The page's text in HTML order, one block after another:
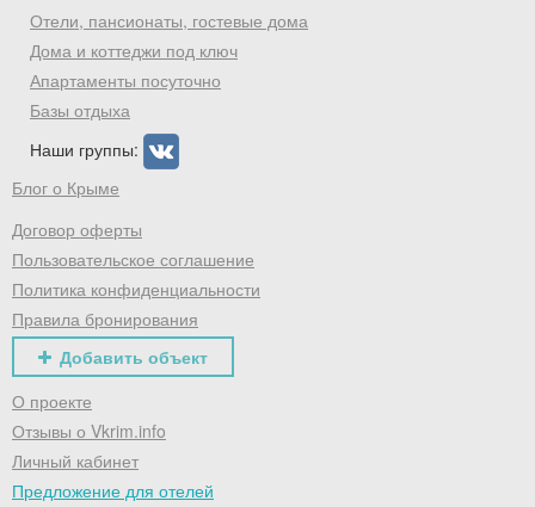
Отели, пансионаты, гостевые дома
Дома и коттеджи под ключ
Апартаменты посуточно
Базы отдыха
Наши группы:
Блог о Крыме
Договор оферты
Пользовательское соглашение
Политика конфиденциальности
Правила бронирования
Добавить объект
О проекте
Отзывы о Vkrim.info
Личный кабинет
Предложение для отелей
Получить промокод